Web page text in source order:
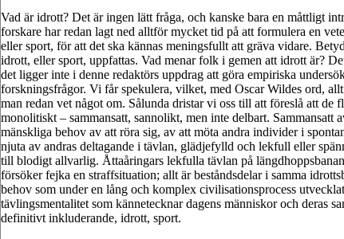
Vad är idrott? Det är ingen lätt fråga, och kanske bara en måttligt
forskare har redan lagt ned alltför mycket tid på att formulera en
eller sport, för att det ska kännas meningsfullt att gräva vidare.
idrott, eller sport, uppfattas. Vad menar folk i gemen att idrott är?
det ligger inte i denne redaktörs uppdrag att göra empiriska
forskningsfrågor. Vi får spekulera, vilket, med Oscar Wildes ord,
man redan vet något om. Sålunda dristar vi oss till att föreslå att de
monolitiskt – sammansatt, sannolikt, men inte delbart. Sammansatt
mänskliga behov av att röra sig, av att möta andra individer i
njuta av andras deltagande i tävlan, glädjefylld och lekfull eller
till blodigt allvarlig. Åttaåringars lekfulla tävlan på
försöker fejka en straffsituation; allt är beståndsdelar i samma
behov som under en lång och komplex civilisationsprocess
tävlingsmentalitet som kännetecknar dagens människor och deras
definitivt inkluderande, idrott, sport.